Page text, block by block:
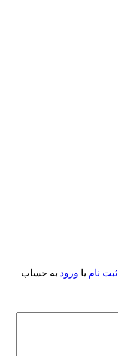
ثبت نام یا ورود به حساب